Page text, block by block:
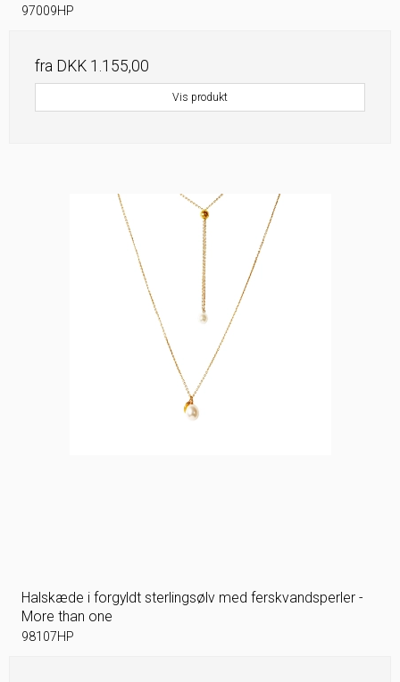
97009HP
fra DKK 1.155,00
Vis produkt
Halskæde i forgyldt sterlingsølv med ferskvandsperler -
More than one
98107HP